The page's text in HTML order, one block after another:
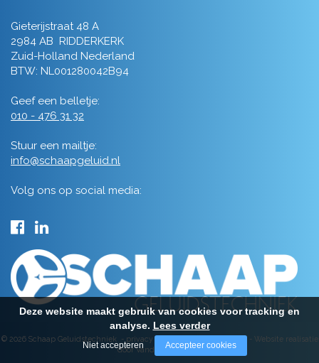
Gieterijstraat 48 A
2984 AB RIDDERKERK
Zuid-Holland Nederland
BTW: NL001280042B94
Geef een belletje:
010 - 476 31 32
Stuur een mailtje:
info@schaapgeluid.nl
Volg ons op social media:
© 2026 Schaap Geluidstechniek - privacy - algemene voorwaarden- Website realisatie
door Vanderperk Groep
Deze website maakt gebruik van cookies voor tracking en
analyse. Lees verder
Niet accepteren Accepteer cookies